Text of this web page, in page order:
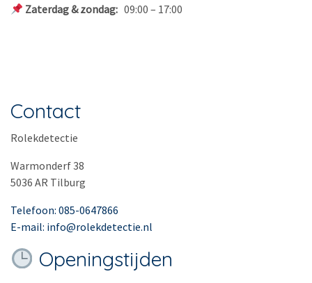
Zaterdag & zondag: 09:00 – 17:00
Contact
Rolekdetectie
Warmonderf 38
5036 AR Tilburg
Telefoon: 085-0647866
E-mail: info@rolekdetectie.nl
Openingstijden